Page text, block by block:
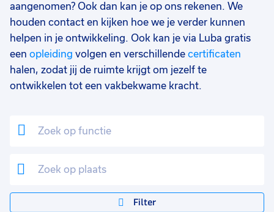
aangenomen? Ook dan kan je op ons rekenen. We
houden contact en kijken hoe we je verder kunnen
helpen in je ontwikkeling. Ook kan je via Luba gratis
een opleiding volgen en verschillende certificaten
halen, zodat jij de ruimte krijgt om jezelf te
ontwikkelen tot een vakbekwame kracht.
Filter
Vmbo 17
MBO 4
Hbo 2
Havo 2
HBO 2